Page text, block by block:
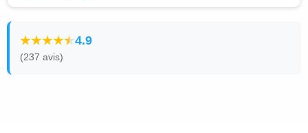
4.9
(237 avis)